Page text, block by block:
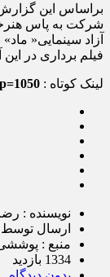
براساس این
شرکت به پاس
آزاد سینمایی«
فیلم برداری در
لینک کوتاه :
نویسنده :
ارسال
منبع :
1334 بازدید